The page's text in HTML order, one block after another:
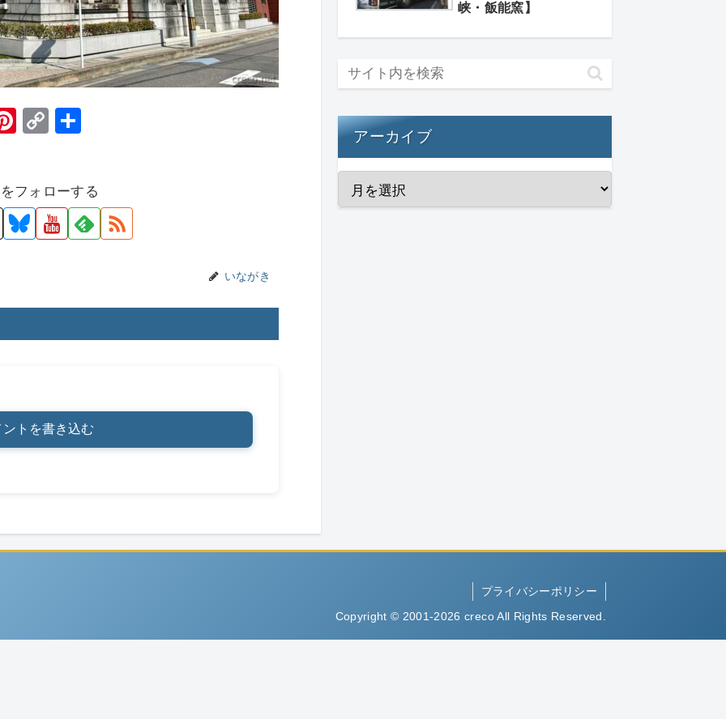
Pi
e
st
C
y
Li
フォローする
いながき
ントを書き込む
峡・飯能窯】
アーカイブ
プライバシーポリシー
Copyright © 2001-2026 creco All Rights Reserved.